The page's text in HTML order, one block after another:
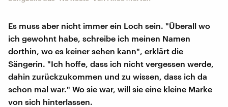
Es muss aber nicht immer ein Loch sein. "Überall wo
ich gewohnt habe, schreibe ich meinen Namen
dorthin, wo es keiner sehen kann", erklärt die
Sängerin. "Ich hoffe, dass ich nicht vergessen werde,
dahin zurückzukommen und zu wissen, dass ich da
schon mal war." Wo sie war, will sie eine kleine Marke
von sich hinterlassen.